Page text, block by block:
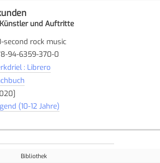
und Auftritte
second rock music
94-6359-370-0
: Librero
(10-12 Jahre)
Bibliothek